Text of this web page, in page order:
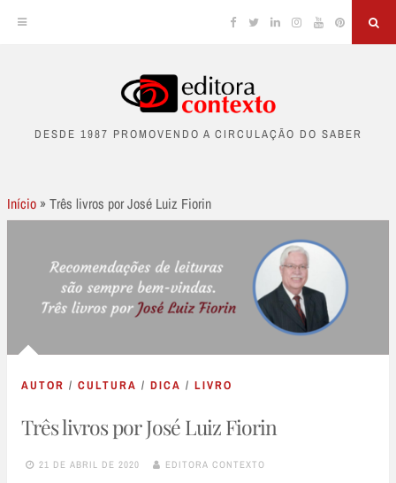
content
Facebook
TwitterLinkedinInstagram
YouTubePinterest
DESDE 1987 PROMOVENDO A CIRCULAÇÃO DO SABER
Início »Três livros por José Luiz Fiorin
AUTOR / CULTURA / DICA / LIVRO
Três livros por José Luiz Fiorin
21 DE ABRIL DE 2020 EDITORA CONTEXTO